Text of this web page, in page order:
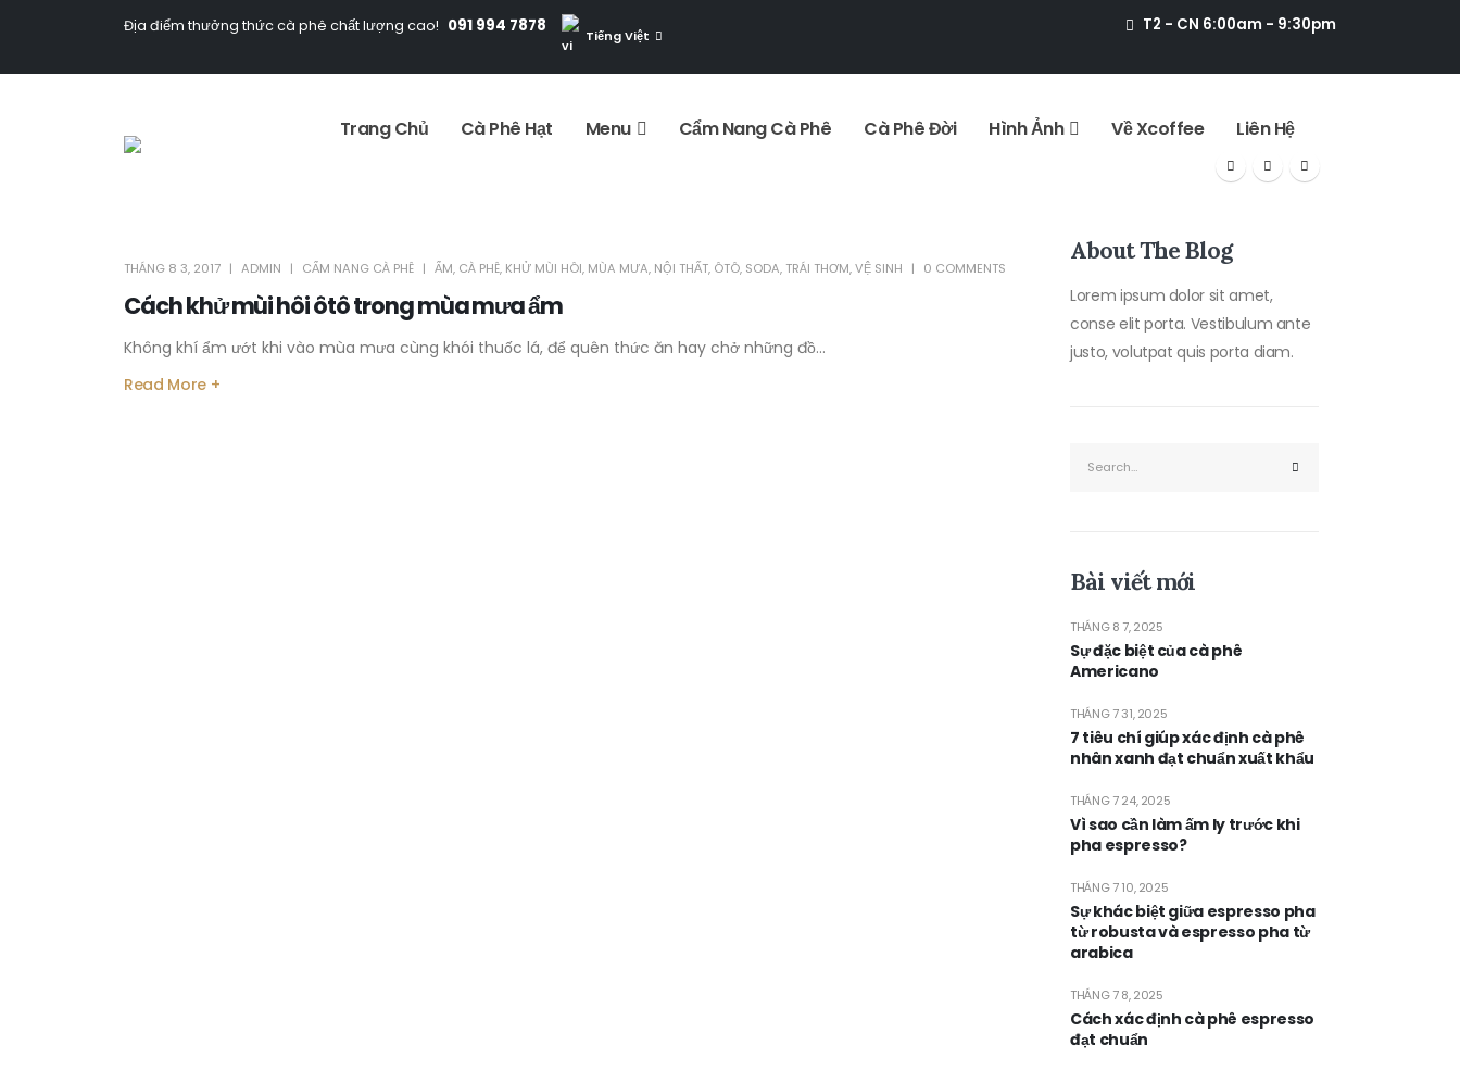
Địa điểm thưởng thức cà phê chất lượng cao! 091 994 7878
Tiếng Việt
T2 - CN 6:00am - 9:30pm
Trang Chủ Cà Phê Hạt Menu Cẩm Nang Cà Phê Cà Phê Đời Hình Ảnh Về Xcoffee Liên Hệ
Cách khử mùi hôi ôtô trong mùa mưa ẩm
THÁNG 8 3, 2017 ADMIN CẨM NANG CÀ PHÊ ẨM, CÀ PHÊ, KHỬ MÙI HÔI, MÙA MƯA, NỘI THẤT, ÔTÔ, SODA, TRÁI THƠM,VỆ SINH 0 COMMENTS
Không khí ẩm ướt khi vào mùa mưa cùng khói thuốc lá, để quên thức ăn hay chở những đồ...
Read More +
About The Blog
Lorem ipsum dolor sit amet,
conse elit porta. Vestibulum ante
justo, volutpat quis porta diam.
Bài viết mới
Sự đặc biệt của cà phê
Americano
THÁNG 8 7, 2025
7 tiêu chí giúp xác định cà phê
nhân xanh đạt chuẩn xuất khẩu
THÁNG 7 31, 2025
Vì sao cần làm ấm ly trước khi
pha espresso?
THÁNG 7 24, 2025
Sự khác biệt giữa espresso pha
từ robusta và espresso pha từ
arabica
THÁNG 7 10, 2025
Cách xác định cà phê espresso
đạt chuẩn
THÁNG 7 8, 2025